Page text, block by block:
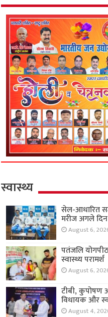
स्वास्थ्य
सेल-आधारित
मरीज अगले
August 6,
पतंजलि
स्वास्थ्य परामर्श
August 6,
टीबी, कुपोषण
विधायक और
August 4,